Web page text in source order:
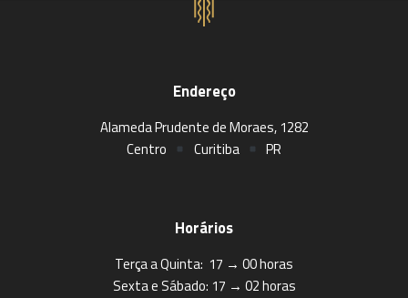
Endereço
Alameda Prudente de Moraes, 1282
Centro
Curitiba PR
Horários
Terça a Quinta: 17 → 00 horas
Sexta e Sábado: 17 → 02 horas